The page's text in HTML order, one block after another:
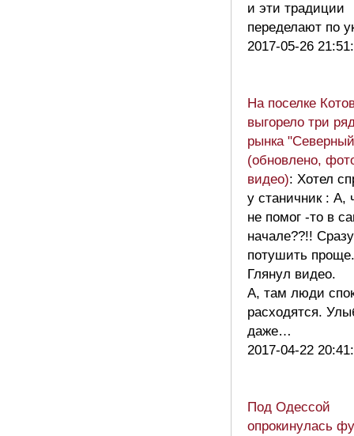
и эти традиции
переделают по
2017-05-26
На поселке
выгорело три
рынка
(обновлено,
видео): Хотел
у станичник : А,
не помог -то в
начале??!! Сразу
потушить проще.
Глянул видео.
А, там люди
расходятся.
даже…
2017-04-22
Под Одессой
опрокинулась